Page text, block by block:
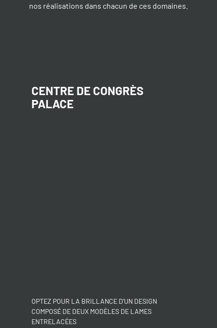
nos réalisations dans chacun de ces domaines.
CENTRE DE CONGRÈS
PALACE
OPTEZ POUR LA BRILLANCE D’UN DESIGN
COMPOSÉ DE DEUX MODÈLES DE LAMES
ENTRELACÉES